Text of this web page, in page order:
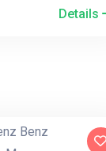
Details